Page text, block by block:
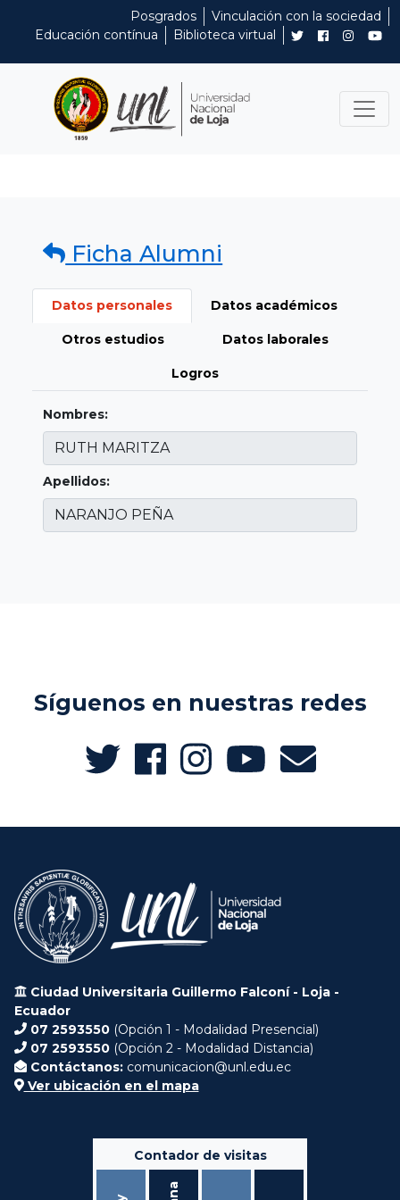
Posgrados
Vinculación con la sociedad
Educación contínua
Biblioteca virtual
Ficha Alumni
Datos personales Datos académicos
Otros estudios Datos laborales
Logros
Nombres:
Apellidos:
Síguenos en nuestras redes
Ciudad Universitaria Guillermo Falconí - Loja -
Ecuador
07 2593550 (Opción 1 - Modalidad Presencial)
07 2593550 (Opción 2 - Modalidad Distancia)
Contáctanos: comunicacion@unl.edu.ec
Ver ubicación en el mapa
Contador de visitas